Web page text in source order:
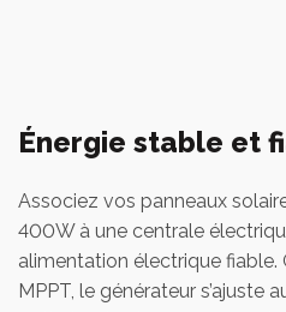
Énergie stable et
Associez vos panneaux
400W à une centrale
alimentation électrique fiable.
MPPT, le générateur s’ajuste